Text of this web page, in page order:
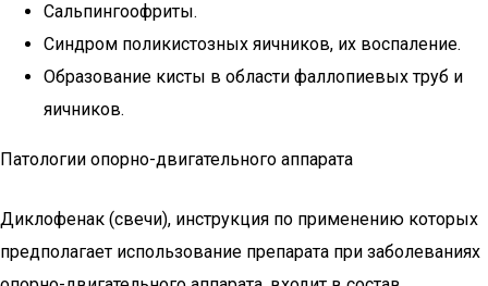
Сальпингоофриты.
Синдром поликистозных яичников, их воспаление.
Образование кисты в области фаллопиевых труб и
яичников.
Патологии опорно-двигательного аппарата
Диклофенак (свечи), инструкция по применению которых
предполагает использование препарата при заболеваниях